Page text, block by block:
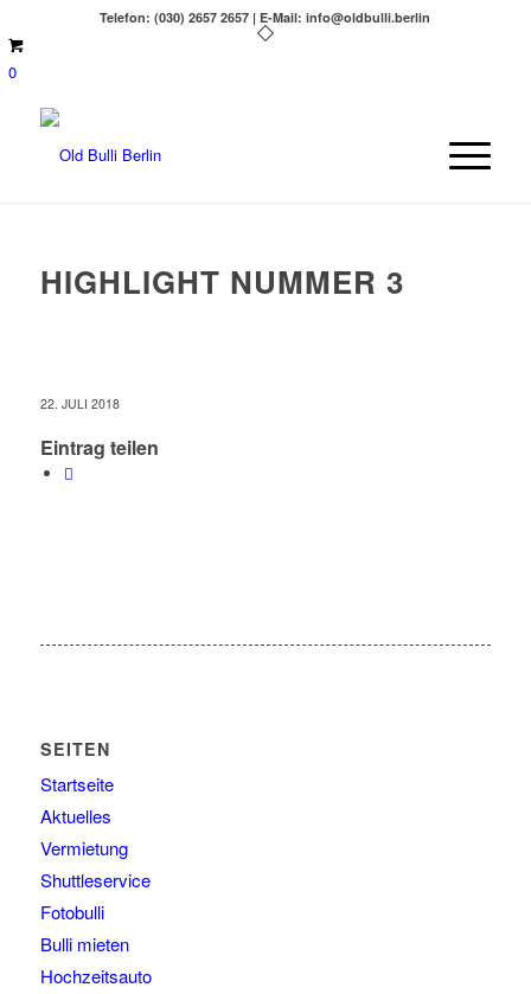
Telefon: (030) 2657 2657 | E-Mail: info@oldbulli.berlin
0
HIGHLIGHT NUMMER 3
22. JULI 2018
Eintrag teilen
SEITEN
Startseite
Aktuelles
Vermietung
Shuttleservice
Fotobulli
Bulli mieten
Hochzeitsauto